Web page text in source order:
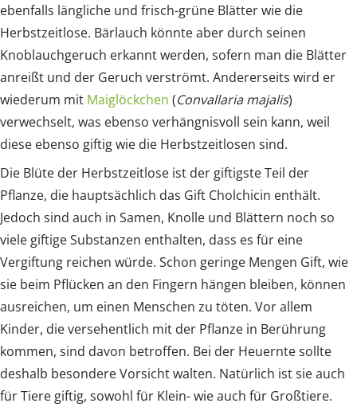
ebenfalls längliche und frisch-grüne Blätter wie die
Herbstzeitlose. Bärlauch könnte aber durch seinen
Knoblauchgeruch erkannt werden, sofern man die Blätter
anreißt und der Geruch verströmt. Andererseits wird er
wiederum mit Maiglöckchen (Convallaria majalis)
verwechselt, was ebenso verhängnisvoll sein kann, weil
diese ebenso giftig wie die Herbstzeitlosen sind.
Die Blüte der Herbstzeitlose ist der giftigste Teil der
Pflanze, die hauptsächlich das Gift Cholchicin enthält.
Jedoch sind auch in Samen, Knolle und Blättern noch so
viele giftige Substanzen enthalten, dass es für eine
Vergiftung reichen würde. Schon geringe Mengen Gift, wie
sie beim Pflücken an den Fingern hängen bleiben, können
ausreichen, um einen Menschen zu töten. Vor allem
Kinder, die versehentlich mit der Pflanze in Berührung
kommen, sind davon betroffen. Bei der Heuernte sollte
deshalb besondere Vorsicht walten. Natürlich ist sie auch
für Tiere giftig, sowohl für Klein- wie auch für Großtiere.